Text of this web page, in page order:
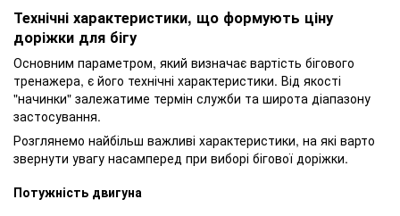
Технічні характеристики, що формують ціну
доріжки для бігу
Основним параметром, який визначає вартість бігового
тренажера, є його технічні характеристики. Від якості
"начинки" залежатиме термін служби та широта діапазону
застосування.
Розглянемо найбільш важливі характеристики, на які варто
звернути увагу насамперед при виборі бігової доріжки.
Потужність двигуна